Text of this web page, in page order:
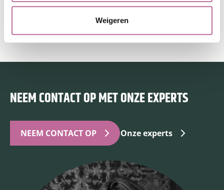
Weigeren
BLOG 07 NOVEMBER 2023
NEEM CONTACT OP MET ONZE EXPERTS
NEEM CONTACT OP Onze experts